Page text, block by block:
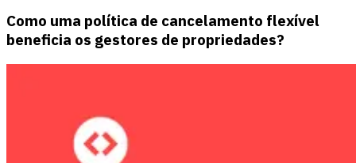
Como uma política de cancelamento flexível
beneficia os gestores de propriedades?